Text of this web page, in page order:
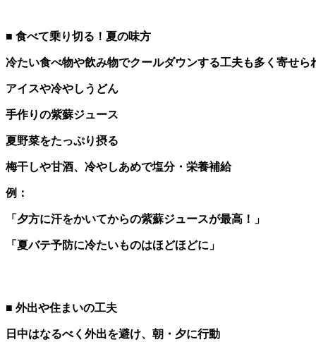
■ 食べて乗り切る！夏の味方
冷たい食べ物や飲み物でクールダウンする工夫も多く寄せら
アイスや冷やしうどん
手作りの紫蘇ジュース
夏野菜をたっぷり摂る
梅干しや甘酒、冷やしあめで塩分・栄養補給
例：
「夕方に汗をかいてからの紫蘇ジュースが最高！」
「夏バテ予防に冷たいものはほどほどに」
■ 外出や住まいの工夫
日中はなるべく外出を避け、朝・夕に行動